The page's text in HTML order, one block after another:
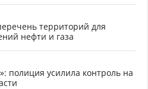
территорий для
нефти и газа
полиция усилила контроль на